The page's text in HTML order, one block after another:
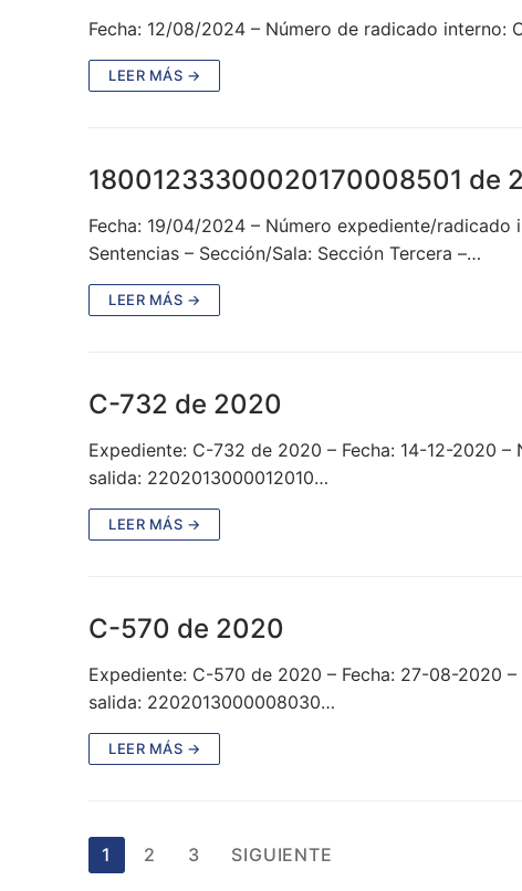
Fecha: 12/08/2024 – Número de radicado
LEER MÁS →
18001233300020170008501 de
Fecha: 19/04/2024 – Número expediente/
Sentencias – Sección/Sala: Sección Tercera –…
LEER MÁS →
C-732 de 2020
Expediente: C-732 de 2020 – Fecha: 14-12-2020
salida: 2202013000012010…
LEER MÁS →
C-570 de 2020
Expediente: C-570 de 2020 – Fecha: 27-08-2020
salida: 2202013000008030…
LEER MÁS →
Paginación
1 2 3 SIGUIENTE